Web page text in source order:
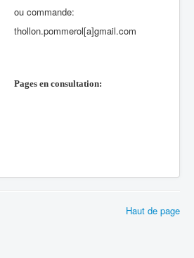
ou commande:
thollon.pommerol[a]gmail.com
Pages en consultation:
Haut de page